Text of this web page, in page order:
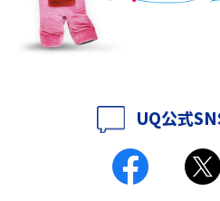
iPhone 16eとiPhone 14を徹底比較！ス
紹介
iPhone 16とiPhone 15の違いは？カメラ
iPhoneの機種変更のやり方は？事前準
UQ公式